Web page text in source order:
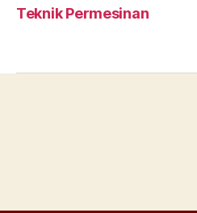
Teknik Permesinan